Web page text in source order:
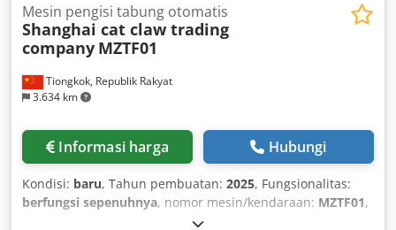
Tiongkok, Republik Rakyat
3.634 km
Mesin pengisi tabung otomatis
Shanghai cat claw trading
company MZTF01
Informasi harga Hubungi
Kondisi: baru, Tahun pembuatan: 2025, Fungsionalitas:
berfungsi sepenuhnya, nomor mesin/kendaraan: MZTF01,
Penandaan CE, Mesin pengisi dan penyegel